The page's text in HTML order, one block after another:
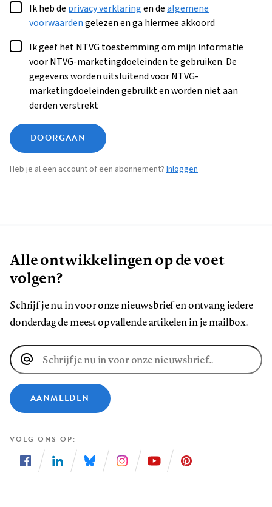
Ik heb de privacy verklaringen dealgemene
voorwaardengelezen en ga hiermee akkoord
Ik geef het NTVG toestemming om mijn informatie
voor NTVG-marketingdoeleinden te gebruiken. De
gegevens worden uitsluitend voor NTVG-
marketingdoeleinden gebruikt en worden niet aan
derden verstrekt
DOORGAAN
Heb je al een account of een abonnement? Inloggen
Alle ontwikkelingen op de voet
volgen?
Schrijf je nu in voor onze nieuwsbrief en ontvang iedere
donderdag de meest opvallende artikelen in je mailbox.
E-
mailadres
AANMELDEN
VOLG ONS OP
ons
ons
ons
ons
ons
ons